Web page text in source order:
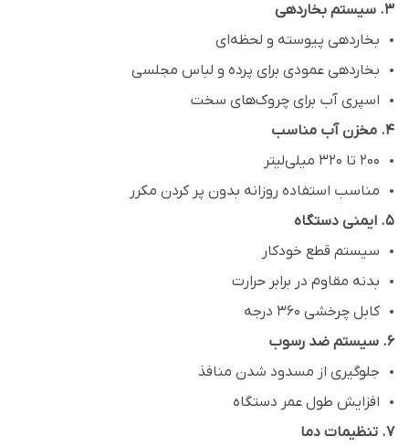
۳. سیستم بخاردهی
بخاردهی پیوسته و لحظه‌ای
بخاردهی عمودی برای پرده و لباس مجلسی
اسپری آب برای چروک‌های سخت
۴. مخزن آب مناسب
200 تا 320 میلی‌لیتر
مناسب استفاده روزانه بدون پر کردن مکرر
۵. ایمنی دستگاه
سیستم قطع خودکار
بدنه مقاوم در برابر حرارت
کابل چرخشی 360 درجه
۶. سیستم ضد رسوب
جلوگیری از مسدود شدن منافذ
افزایش طول عمر دستگاه
۷. تنظیمات دما